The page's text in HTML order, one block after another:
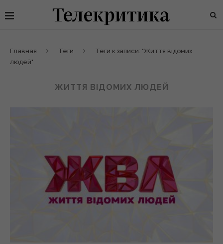
Главная Теги
Теги к записи: "Життя відомих
людей"
ЖИТТЯ ВІДОМИХ ЛЮДЕЙ